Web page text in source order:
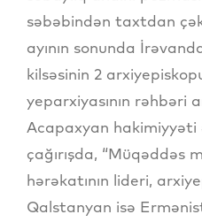
səbəbindən taxtdan
ayının sonunda
kilsəsinin 2
yeparxiyasının rəhbəri
Acapaxyan hakimiyyəti
çağırışda, “Müqəddəs
hərəkatının lideri,
Qalstanyan isə